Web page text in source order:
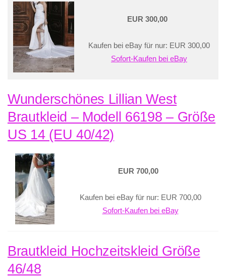
EUR 300,00
Kaufen bei eBay für nur: EUR 300,00
Sofort-Kaufen bei eBay
Wunderschönes Lillian West
Brautkleid – Modell 66198 – Größe
US 14 (EU 40/42)
EUR 700,00
Kaufen bei eBay für nur: EUR 700,00
Sofort-Kaufen bei eBay
Brautkleid Hochzeitskleid Größe
46/48